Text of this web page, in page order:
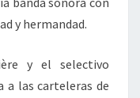
y hermandad.
y el selectivo
a las carteleras de